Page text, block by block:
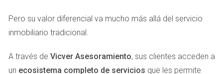
Estado de la Propiedad
El estado general de tu hogar también influye en su
recientes en cocina y baño, puede atraer a más
compradores y justificar un precio más alto. Por ejemplo,
Pero su valor diferencial va mucho más allá del servicio
inmobiliario tradicional.
A través de Vicver Asesoramiento, sus clientes acceden a
un ecosistema completo de servicios que les permite